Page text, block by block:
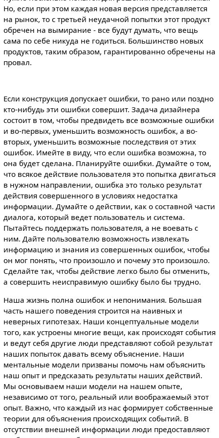
Но, если при этом каждая новая версия представляется
на рынок, то с третьей неудачной попытки этот продукт
обречен на вымирание - все будут думать, что вещь
сама по себе никуда не годиться. Большинство новых
продуктов, таким образом, гарантированно обречены на
провал.
Если конструкция допускает ошибки, то рано или поздно
кто-нибудь эти ошибки совершит. Задача дизайнера
состоит в том, чтобы предвидеть все возможные ошибки
и во-первых, уменьшить возможность ошибок, а во-
вторых, уменьшить возможные последствия от этих
ошибок. Имейте в виду, что если ошибка возможна, то
она будет сделана. Планируйте ошибки. Думайте о том,
что всякое действие пользователя это попытка двигаться
в нужном направлении, ошибка это только результат
действия совершенного в условиях недостатка
информации. Думайте о действии, как о составной части
диалога, который ведет пользователь и система.
Пытайтесь поддержать пользователя, а не воевать с
ним. Дайте пользователю возможность извлекать
информацию и знания из совершенных ошибок, чтобы
он мог понять, что произошло и почему это произошло.
Сделайте так, чтобы действие легко было бы отменить,
а совершить неисправимую ошибку было бы трудно.
Наша жизнь полна ошибок и непонимания. Большая
часть нашего поведения строится на наивных и
неверных гипотезах. Наши концептуальные модели
того, как устроены многие вещи, как происходят события
и ведут себя другие люди представляют собой результат
наших попыток давать всему объяснение. Наши
ментальные модели призваны помочь нам объяснить
наш опыт и предсказать результаты наших действий.
Мы основываем наши модели на нашем опыте,
независимо от того, реальный или воображаемый этот
опыт. Важно, что каждый из нас формирует собственные
теории для объяснения происходящих событий. В
отсутствии внешней информации люди предоставляют